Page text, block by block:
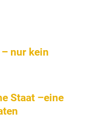
nur kein
Staat –eine